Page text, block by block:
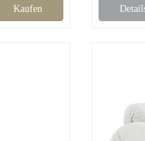
Kaufen